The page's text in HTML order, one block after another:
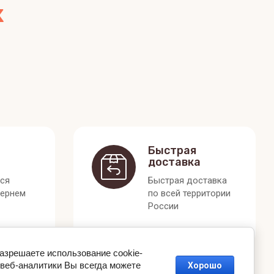
Быстрая
доставка
Быстрая доставка
по всей территории
России
использование cookie-
аналитики Вы всегда можете
Хорошо